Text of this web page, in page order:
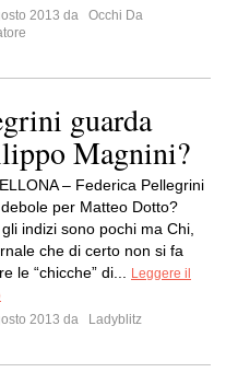
2013 da
Occhi Da
guarda
Magnini?
– Federica Pellegrini
per Matteo Dotto?
indizi sono pochi ma Chi,
che di certo non si fa
le “chicche” di...
Leggere il
2013 da
Ladyblitz